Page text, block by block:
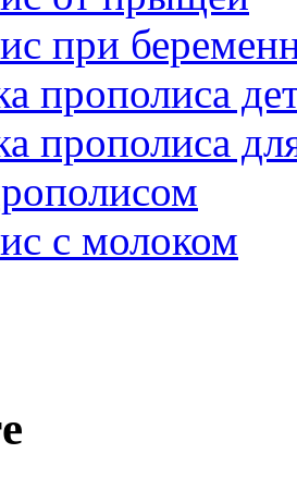
при
прополиса
прополиса
с молоком